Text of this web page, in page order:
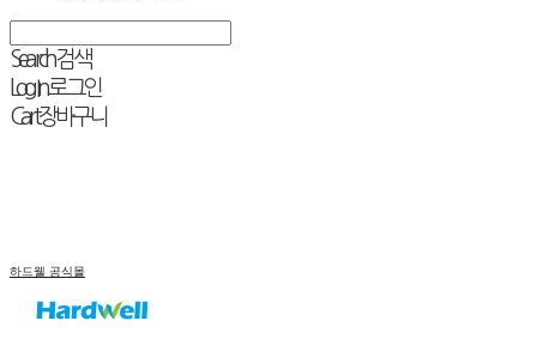
Search검색
Log In로그인
Cart장바구니
하드웰 공식몰